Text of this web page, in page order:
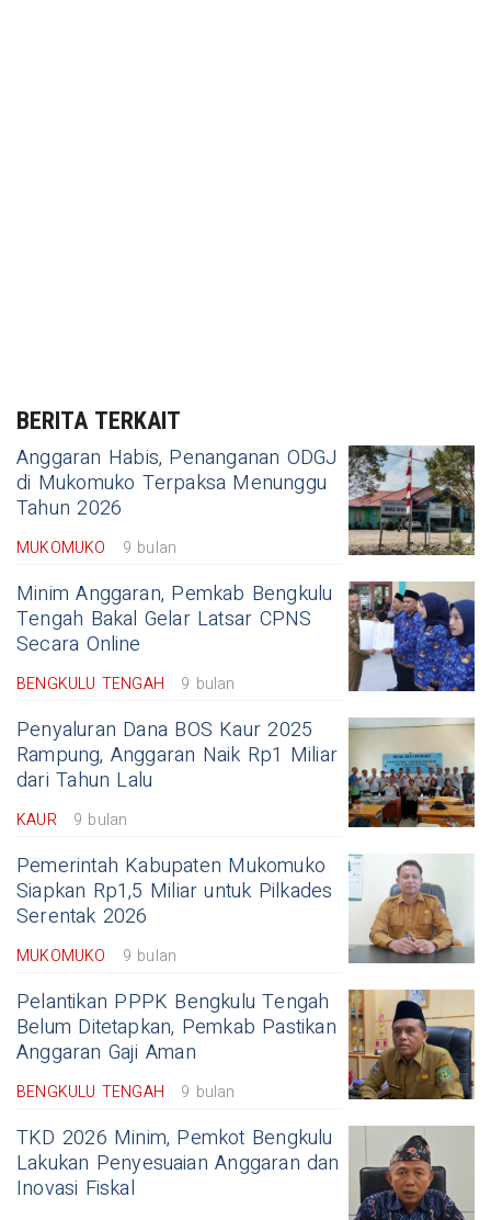
BERITA TERKAIT
Anggaran Habis, Penanganan ODGJ
di Mukomuko Terpaksa Menunggu
Tahun 2026
MUKOMUKO 9 bulan
Minim Anggaran, Pemkab Bengkulu
Tengah Bakal Gelar Latsar CPNS
Secara Online
BENGKULU TENGAH 9 bulan
Penyaluran Dana BOS Kaur 2025
Rampung, Anggaran Naik Rp1 Miliar
dari Tahun Lalu
KAUR 9 bulan
Pemerintah Kabupaten Mukomuko
Siapkan Rp1,5 Miliar untuk Pilkades
Serentak 2026
MUKOMUKO 9 bulan
Pelantikan PPPK Bengkulu Tengah
Belum Ditetapkan, Pemkab Pastikan
Anggaran Gaji Aman
BENGKULU TENGAH 9 bulan
TKD 2026 Minim, Pemkot Bengkulu
Lakukan Penyesuaian Anggaran dan
Inovasi Fiskal